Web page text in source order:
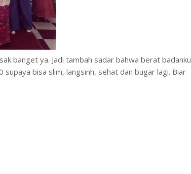
banget ya. Jadi tambah sadar bahwa berat badanku
bisa slim, langsinh, sehat dan bugar lagi. Biar